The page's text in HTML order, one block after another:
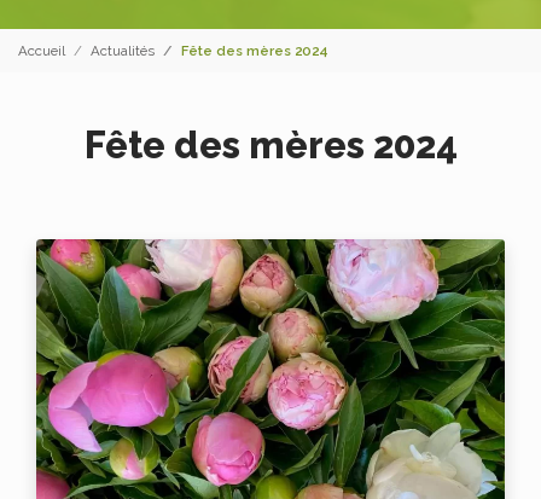
Accueil Actualités Fête des mères 2024
Fête des mères 2024